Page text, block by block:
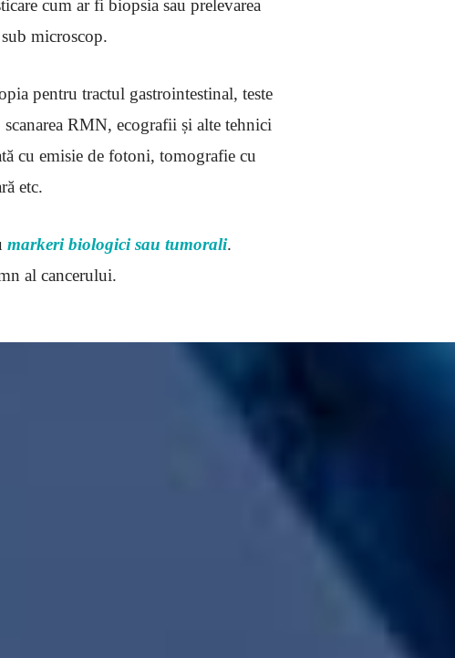
cum ar fi biopsia sau prelevarea
microscop.
pentru tractul gastrointestinal, teste
RMN, ecografii și alte tehnici
cu emisie de fotoni, tomografie cu
etc.
markeri biologici sau tumorali.
al cancerului.